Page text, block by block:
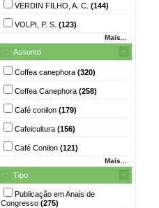
VERDIN FILHO, A. C. (144)
VOLPI, P. S. (123)
Mais...
Assunto
Coffea canephora (320)
Coffea Canephora (258)
Café conilon (179)
Cafeicultura (156)
Café Conilon (121)
Mais...
Tipo
Publicação em Anais de
Congresso (275)